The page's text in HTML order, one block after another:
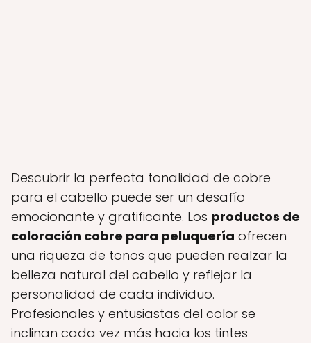
Descubrir la perfecta tonalidad de cobre
para el cabello puede ser un desafío
emocionante y gratificante. Los productos de
coloración cobre para peluquería ofrecen
una riqueza de tonos que pueden realzar la
belleza natural del cabello y reflejar la
personalidad de cada individuo.
Profesionales y entusiastas del color se
inclinan cada vez más hacia los tintes